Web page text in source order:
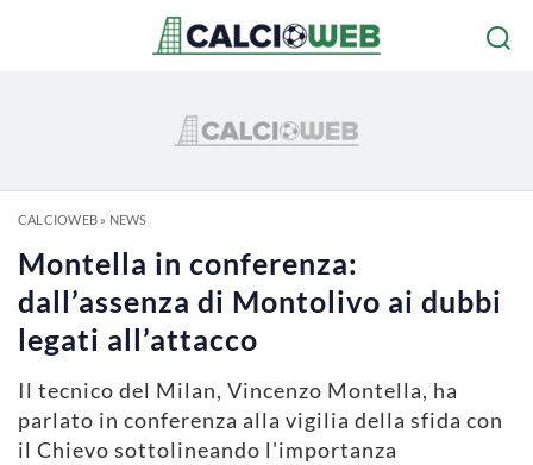
CALCIOWEB» NEWS
Montella in conferenza:
dall’assenza di Montolivo ai dubbi
legati all’attacco
Il tecnico del Milan, Vincenzo Montella, ha
parlato in conferenza alla vigilia della sfida con
il Chievo sottolineando l'importanza